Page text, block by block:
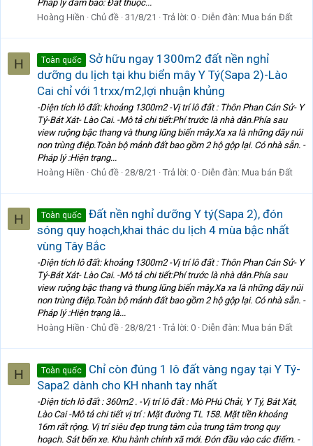
Pháp lý đảm bảo: Đất thuộc...
Hoàng Hiền
Chủ đề 31/8/21 Trả lời: 0 Diễn đàn: Mua bán Đất
H Toàn quốc
Sở hữu ngay 1300m2 đất nền nghỉ
dưỡng du lịch tại khu biển mây Y Tý(Sapa 2)-Lào
Cai chỉ với 1trxx/m2,lợi nhuận khủng
-Diện tích lô đất: khoảng 1300m2 -Vị trí lô đất : Thôn Phan Cán Sử- Y
Tý-Bát Xát- Lào Cai. -Mô tả chi tiết:Phí trước là nhà dân.Phía sau
view ruộng bậc thang và thung lũng biển mây.Xa xa là những dãy núi
non trùng điệp.Toàn bộ mảnh đất bao gồm 2 hộ gộp lại. Có nhà sẵn. -
Pháp lý :Hiện trạng...
Hoàng Hiền
Chủ đề 28/8/21 Trả lời: 0 Diễn đàn: Mua bán Đất
H Toàn quốc
Đất nền nghỉ dưỡng Y tý(Sapa 2), đón
sóng quy hoạch,khai thác du lịch 4 mùa bậc nhất
vùng Tây Bắc
-Diện tích lô đất: khoảng 1300m2 -Vị trí lô đất : Thôn Phan Cán Sử- Y
Tý-Bát Xát- Lào Cai. -Mô tả chi tiết:Phí trước là nhà dân.Phía sau
view ruộng bậc thang và thung lũng biển mây.Xa xa là những dãy núi
non trùng điệp.Toàn bộ mảnh đất bao gồm 2 hộ gộp lại. Có nhà sẵn. -
Pháp lý :Hiện trạng là...
Hoàng Hiền
Chủ đề 28/8/21 Trả lời: 0 Diễn đàn: Mua bán Đất
H Toàn quốc
Chỉ còn đúng 1 lô đất vàng ngay tại Y Tý-
Sapa2 dành cho KH nhanh tay nhất
-Diện tích lô đất : 360m2 . -Vị trí lô đất : Mò PHú Chải, Y Tý, Bát Xát,
Lào Cai -Mô tả chi tiết vị trí : Mặt đường TL 158. Mặt tiền khoảng
16m rất rộng. Vị trí siêu đẹp trung tâm của trung tâm trong quy
hoạch. Sát bến xe. Khu hành chính xã mới. Đón đầu vào các điểm. -